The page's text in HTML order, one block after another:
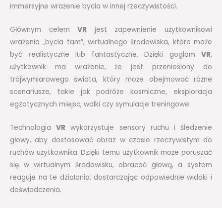
immersyjne wrażenie bycia w innej rzeczywistości.
Głównym celemVR jest zapewnienie użytkownikowi
wrażenia „bycia tam”, wirtualnego środowiska, które może
być realistyczne lub fantastyczne. Dzięki goglom VR,
użytkownik ma wrażenie, że jest przeniesiony do
trójwymiarowego świata, który może obejmować różne
scenariusze, takie jak podróże kosmiczne, eksploracja
egzotycznych miejsc, walki czy symulacje treningowe.
TechnologiaVR wykorzystuje sensory ruchu i śledzenie
głowy, aby dostosować obraz w czasie rzeczywistym do
ruchów użytkownika. Dzięki temu użytkownik może poruszać
się w wirtualnym środowisku, obracać głową, a system
reaguje na te działania, dostarczając odpowiednie widoki i
doświadczenia.